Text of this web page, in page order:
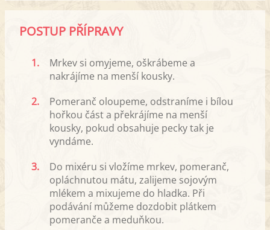
POSTUP PŘÍPRAVY
1.
Mrkev si omyjeme, oškrábeme a
nakrájíme na menší kousky.
2.
Pomeranč oloupeme, odstraníme i bílou
hořkou část a překrájíme na menší
kousky, pokud obsahuje pecky tak je
vyndáme.
3.
Do mixéru si vložíme mrkev, pomeranč,
opláchnutou mátu, zalijeme sojovým
mlékem a mixujeme do hladka. Při
podávání můžeme dozdobit plátkem
pomeranče a meduňkou.